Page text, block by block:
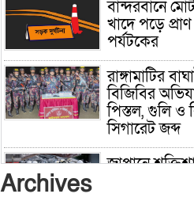
বান্দরবানে
খাদে পড়ে
পর্যটকের
রাঙ্গামাটির
বিজিবির
পিস্তল, গুলি ও
সিগারেট জব্দ
জাপানে
Archives